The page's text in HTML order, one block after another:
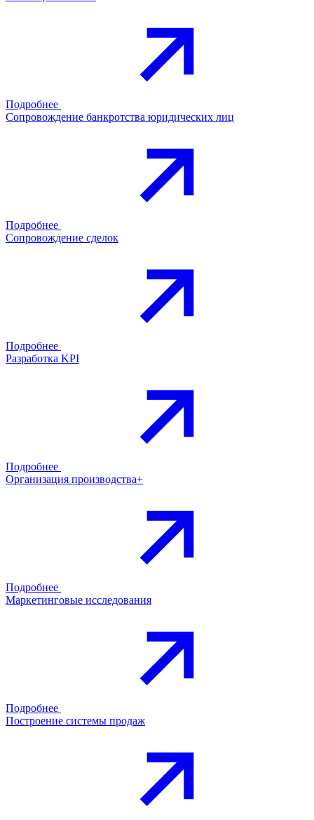
Подробнее
Сопровождение банкротства юридических лиц
Подробнее
Сопровождение сделок
Подробнее
Разработка KPI
Подробнее
Организация производства+
Подробнее
Маркетинговые исследования
Подробнее
Построение системы продаж